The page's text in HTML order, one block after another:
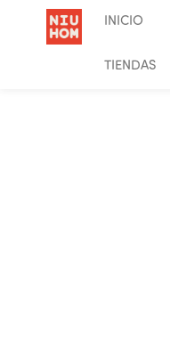
INICIO
TIENDAS